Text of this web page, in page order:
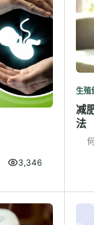
3,346
生殖
减
法